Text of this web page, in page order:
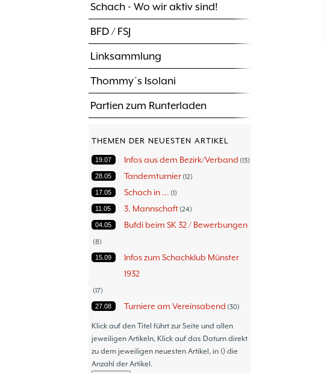
Schach - Wo wir aktiv sind!
BFD / FSJ
Linksammlung
Thommy´s Isolani
Partien zum Runterladen
THEMEN DER NEUESTEN ARTIKEL
19.07 Infos aus dem Bezirk/Verband 13
28.05 Tandemturnier 12
17.05 Schach in ... 1
11.05 3. Mannschaft 24
04.05 Bufdi beim SK 32 / Bewerbungen
8
15.09
Infos zum Schachklub Münster
1932
17
27.08 Turniere am Vereinsabend 30
30.06 Turniere 47
08.06 Thommy´s Isolani 57
05.06 Schach - Wo wir aktiv sind! 18
11.05
Klick auf den Titel führt zur Seite und allen
jeweiligen Artikeln, Klick auf das Datum direkt
zu dem jeweiligen neuesten Artikel, in () die
Anzahl der Artikel.